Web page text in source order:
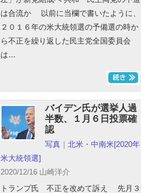
は合流か 以前に当欄で書いたように、
２０１６年の米大統領選の予備選の時か
ら不正を繰り返した民主党全国委員会
は…
バイデン氏が選挙人過
半数、１月６日投票確
認
写真 ｜ 北米・中南米[2020年
米大統領選]
2020/12/16 山崎洋介
トランプ氏 不正を改めて訴え 先月３